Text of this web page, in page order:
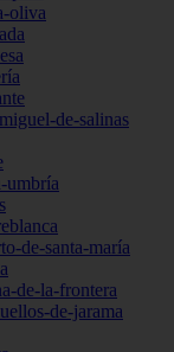
oliva
de-salinas
umbría
de-santa-maría
de-la-frontera
de-jarama